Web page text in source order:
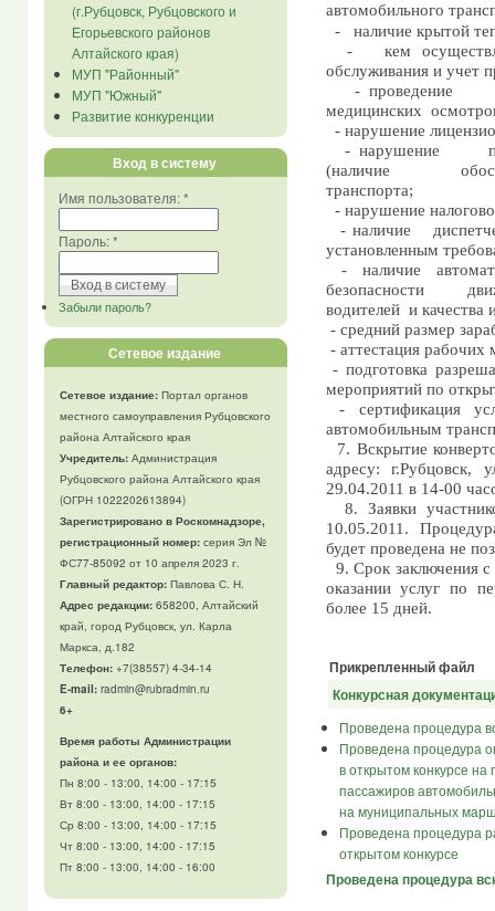
(г.Рубцовск, Рубцовского и
Егорьевского районов
Алтайского края)
МУП "Районный"
МУП "Южный"
Развитие конкуренции
Вход в систему
Имя пользователя:*
Пароль:*
Забыли пароль?
Сетевое издание
Сетевое издание:Портал органов
местного самоуправления Рубцовского
района Алтайского края
Учредитель:Администрация
Рубцовского района Алтайского края
(ОГРН 1022202613894)
Зарегистрировано в Роскомнадзоре,
регистрационный номер:серия Эл №
ФС77-85092 от 10 апреля 2023 г.
Главный редактор:Павлова С. Н.
Адрес редакции:658200, Алтайский
край, город Рубцовск, ул. Карла
Маркса, д.182
Телефон:+7(38557) 4-34-14
E-mail:radmin@rubradmin.ru
6+
Время работы Администрации
района и ее органов:
Пн 8:00 - 13:00, 14:00 - 17:15
Вт 8:00 - 13:00, 14:00 - 17:15
Ср 8:00 - 13:00, 14:00 - 17:15
Чт 8:00 - 13:00, 14:00 - 17:15
Пт 8:00 - 13:00, 14:00 - 16:00
автомобильного
-
наличие крытой
-
кем
обслуживания и учет
- проведение
медицинских
- нарушение
- нарушение
(наличие
транспорта;
- нарушение
- наличие
установленным
- наличие
безопасности
водителей и качества
- средний размер
- аттестация рабочих
- подготовка
мероприятий по
- сертификация
автомобильным
7. Вскрытие
адресу: г.Рубцовск,
29.04.2011 в 14-00
8. Заявки
10.05.2011.
будет проведена не
9. Срок заключения
оказании услуг по
более 15 дней.
Прикрепленный файл
Конкурсная
Проведена процедура
Проведена процедура
в открытом конкурсе
пассажиров
на муниципальных
Проведена процедура
открытом конкурсе
Проведена процедура